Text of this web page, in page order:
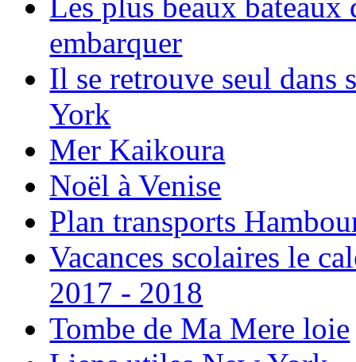
embarquer
Il se retrouve seul dans
York
Mer Kaikoura
Noël à Venise
Plan transports
Vacances scolaires le
2017 - 2018
Tombe de Ma Mere loie